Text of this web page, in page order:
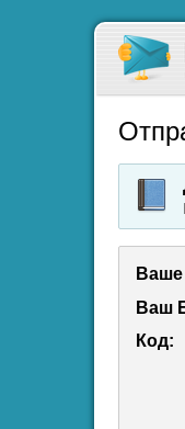
Ваш
Код: